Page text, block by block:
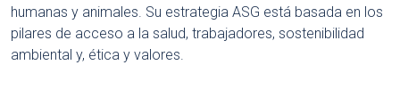
humanas y animales. Su estrategia ASG está basada en los
pilares de acceso a la salud, trabajadores, sostenibilidad
ambiental y, ética y valores.